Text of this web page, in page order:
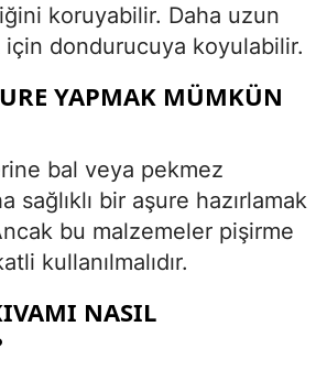
koruyabilir. Daha uzun
için dondurucuya koyulabilir.
YAPMAK MÜMKÜN
bal veya pekmez
sağlıklı bir aşure hazırlamak
bu malzemeler pişirme
kullanılmalıdır.
NASIL